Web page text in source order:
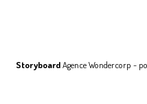
StoryboardAgence Wondercorp -